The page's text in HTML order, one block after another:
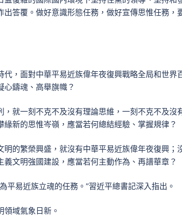
答覆。做好意識形態任務，做好宣傳思惟任務，
，面對中華平易近族偉年夜復興戰略全局和世界
鑄魂、高舉旗幟？
就一刻不克不及沒有理論思維，一刻不克不及沒
新的思惟岑嶺，應當若何總結經驗、掌握規律？
的繁榮興盛，就沒有中華平易近族偉年夜復興；
文明強國建設，應當若何主動作為、再譜華章？
平易近族立魂的任務。”習近平總書記深入指出。
域氣象日新。